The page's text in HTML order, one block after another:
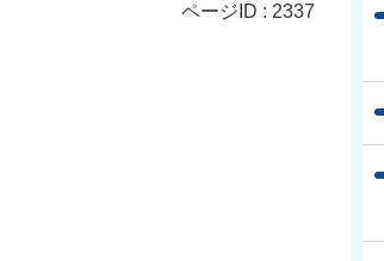
ページID : 2337